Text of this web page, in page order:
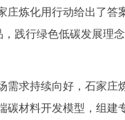
炼化用行动给出了答
，践行绿色低碳发展理
求持续向好，石家庄
碳材料开发模型，组建